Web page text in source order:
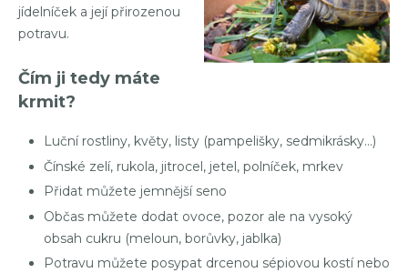
jídelníček a její přirozenou
potravu.
Čím ji tedy máte
krmit?
Luční rostliny, květy, listy (pampelišky, sedmikrásky…)
Čínské zelí, rukola, jitrocel, jetel, polníček, mrkev
Přidat můžete jemnější seno
Občas můžete dodat ovoce, pozor ale na vysoký
obsah cukru (meloun, borůvky, jablka)
Potravu můžete posypat drcenou sépiovou kostí nebo